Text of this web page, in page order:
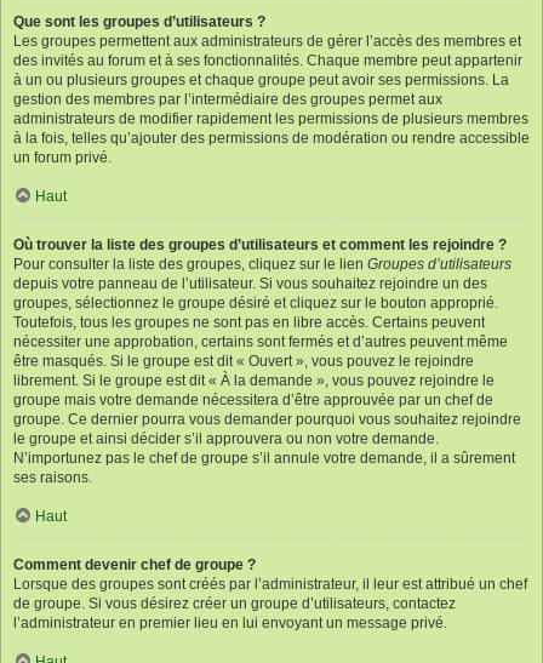
Que sont les groupes d’utilisateurs ?
Les groupes permettent aux administrateurs de gérer l’accès des membres et
des invités au forum et à ses fonctionnalités. Chaque membre peut appartenir
à un ou plusieurs groupes et chaque groupe peut avoir ses permissions. La
gestion des membres par l’intermédiaire des groupes permet aux
administrateurs de modifier rapidement les permissions de plusieurs membres
à la fois, telles qu’ajouter des permissions de modération ou rendre accessible
un forum privé.
Haut
Où trouver la liste des groupes d’utilisateurs et comment les rejoindre ?
Pour consulter la liste des groupes, cliquez sur le lien Groupes d’utilisateurs
depuis votre panneau de l’utilisateur. Si vous souhaitez rejoindre un des
groupes, sélectionnez le groupe désiré et cliquez sur le bouton approprié.
Toutefois, tous les groupes ne sont pas en libre accès. Certains peuvent
nécessiter une approbation, certains sont fermés et d’autres peuvent même
être masqués. Si le groupe est dit « Ouvert », vous pouvez le rejoindre
librement. Si le groupe est dit « À la demande », vous pouvez rejoindre le
groupe mais votre demande nécessitera d’être approuvée par un chef de
groupe. Ce dernier pourra vous demander pourquoi vous souhaitez rejoindre
le groupe et ainsi décider s’il approuvera ou non votre demande.
N’importunez pas le chef de groupe s’il annule votre demande, il a sûrement
ses raisons.
Haut
Comment devenir chef de groupe ?
Lorsque des groupes sont créés par l’administrateur, il leur est attribué un chef
de groupe. Si vous désirez créer un groupe d’utilisateurs, contactez
l’administrateur en premier lieu en lui envoyant un message privé.